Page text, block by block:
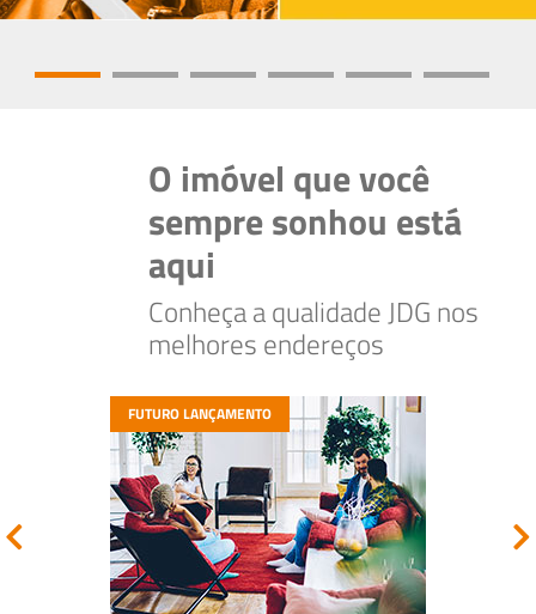
O imóvel que você
sempre sonhou está
aqui
Conheça a qualidade JDG nos
melhores endereços
FUTURO LANÇAMENTO